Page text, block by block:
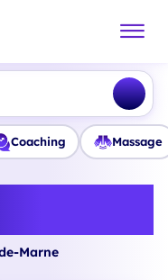
Coaching Massage
Marne